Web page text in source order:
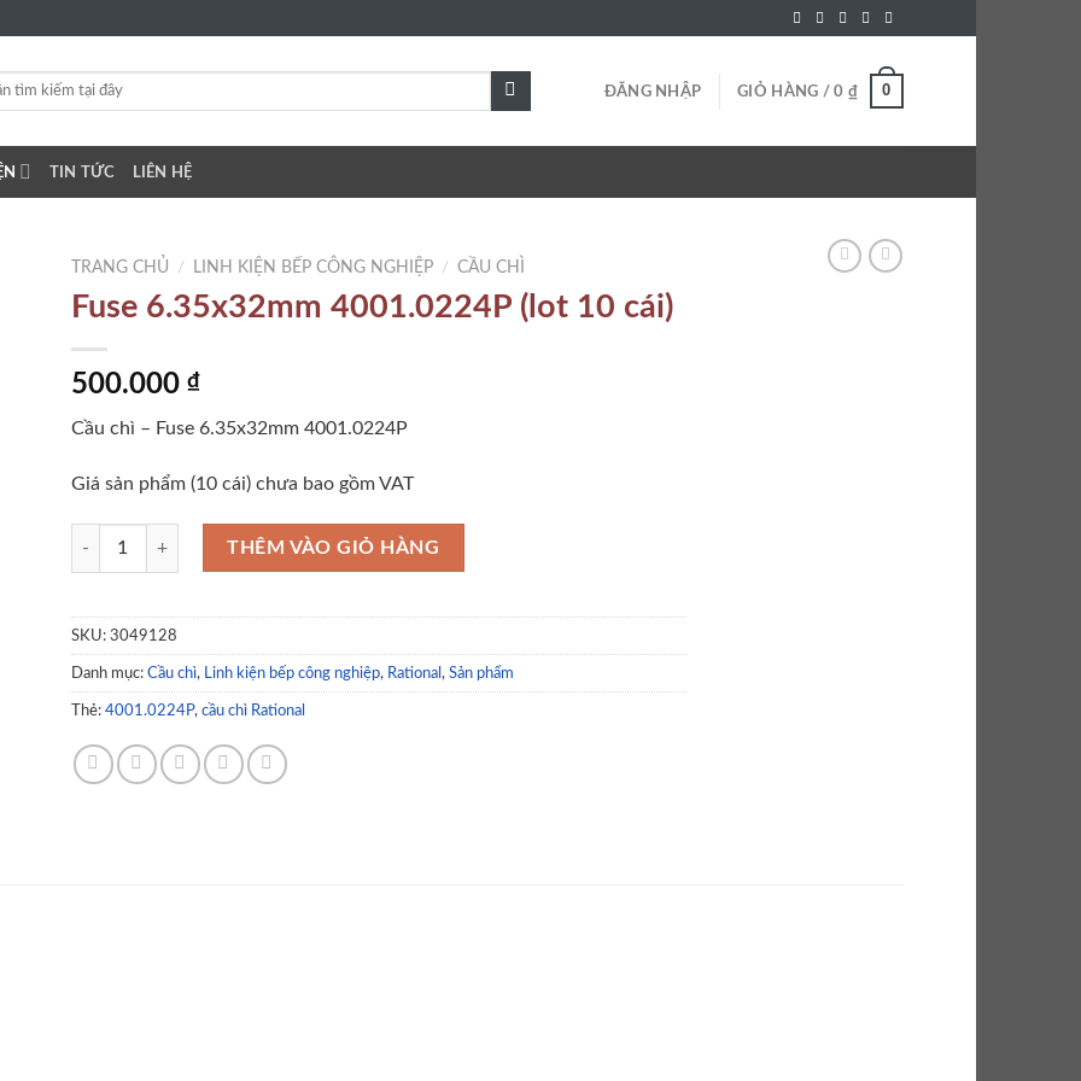
ĐĂNG NHẬP GIỎ HÀNG /0 ₫ 0
TIN TỨC LIÊN HỆ
TRANG CHỦ / LINH KIỆN BẾP CÔNG NGHIỆP / CẦU CHÌ
Fuse 6.35x32mm 4001.0224P (lot 10 cái)
500.000 ₫
Cầu chì – Fuse 6.35x32mm 4001.0224P
Giá sản phẩm (10 cái) chưa bao gồm VAT
Fuse 6.35x32mm 4001.0224P (lot 10 cái) số lượng
THÊM VÀO GIỎ HÀNG
SKU: 3049128
Danh mục: Cầu chì, Linh kiện bếp công nghiệp, Rational , Sản phẩm
Thẻ: 4001.0224P, cầu chì Rational